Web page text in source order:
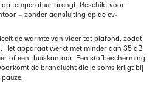
temperatuur brengt. Geschikt voor
– zonder aansluiting op de cv-
de warmte van vloer tot plafond, zodat
Het apparaat werkt met minder dan 35 dB
of een thuiskantoor. Een stofbescherming
de brandlucht die je soms krijgt bij